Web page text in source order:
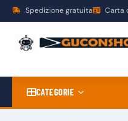
Spedizione gratuita Carta
CATEGORIE